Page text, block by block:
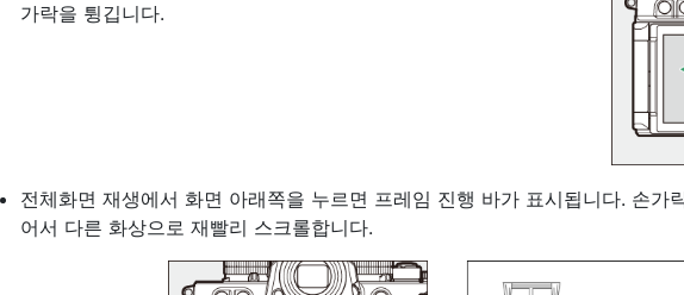
가락을 튕깁니다.
전체화면 재생에서 화면 아래쪽을 누르면 프레임 진행 바가 표시됩니다. 손가
어서 다른 화상으로 재빨리 스크롤합니다.